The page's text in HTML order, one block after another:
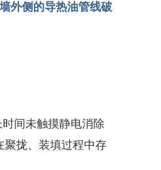
外侧的导热油管线破
间未触摸静电消除
聚拢、装填过程中存